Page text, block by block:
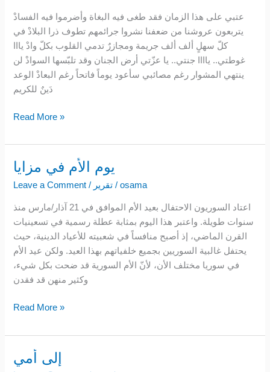
عتبي على هذا الزمان فقد طغى فيه البغاة وأضرموا فيه الفسادْ
يتربعون عروشنا من ضعفنا نشروا جرائمهم تطوف ذرا البلادْ في
كلّ سهلٍ ألف ألف جريمة ومجازرٌ تدمي القلوب بكلّ وادْ يااا
غوطتي.. ياااا جنتي.. يا عزّتي أرض الجنان وقد تلبّسها السوادْ لن
ينتهي المشوار رغم مصائبي سأعود يوماً فاتحاً رغم البعادْ الوعد
دَينٌ للكريم
Read More »
يوم الأم في مزايا
Leave a Comment / تقرير /osama
اعتاد السوريون الاحتفال بعيد الأم الموافق في 21 آذار/مارس منذ
سنوات طويلة. واعتبر هذا اليوم بمثابة عطلة رسمية في تسعينيات
القرن الماضي، إذ أصبح منافساً في شعبيته للأعياد الدينية، حيث
يحتفل غالبية السوريين بجميع خلفياتهم بهذا العيد. ولكن عيد الأم
في سوريا مختلف الأن، لأنّ الأم السورية قد ضحت بكل شيء،
وكثير منهن قد فقدن
مزايا
Read More »
إلى أمي
أمي